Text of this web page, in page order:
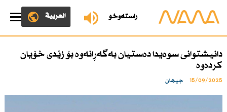
ڕاستەوخۆ العربية
دانیشتوانی سوەیدا دەستیان بەگەڕانەوە بۆ زێدی خۆیان
كردەوە
15/09/2025 جیهان